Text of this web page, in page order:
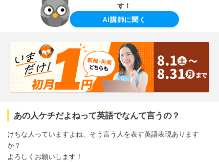
す！
AI講師に聞く
あの人ケチだよねって英語でなんて言うの？
けちな人っていますよね、そう言う人を表す英語表現あります
か？
よろしくお願いします！